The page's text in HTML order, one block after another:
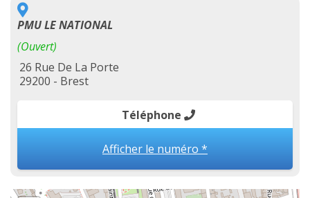
PMU LE NATIONAL
(Ouvert)
26 Rue De La Porte
29200 - Brest
Téléphone
Afficher le numéro *